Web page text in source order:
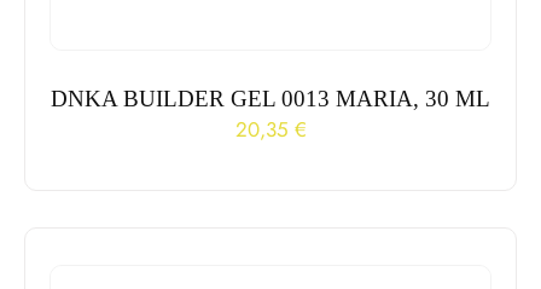
DNKA BUILDER GEL 0013 MARIA, 30 ML
20,35 €